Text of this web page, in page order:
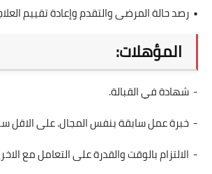
• رصد حالة المرضى والتقدم وإعادة تقييم
المؤهلات:
- شهادة في القبالة.
- خبرة عمل سابقة بنفس المجال. على الاقل
- الالتزام بالوقت والقدرة على التعامل مع